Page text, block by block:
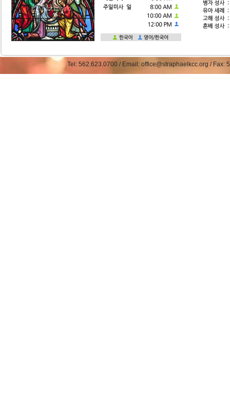
Tel: 562.623.0700 / Email: office@straphaelkcc.org /